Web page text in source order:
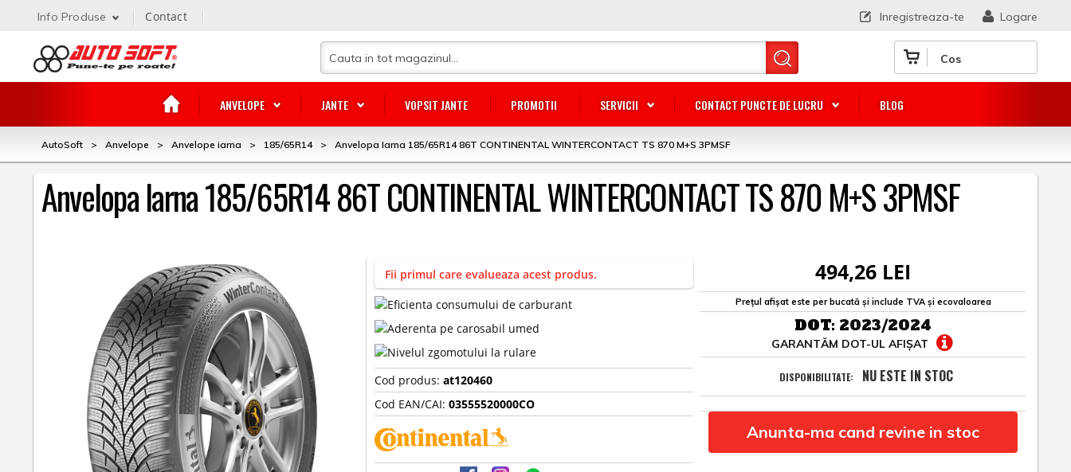
Cos
ANVELOPE JANTE VOPSIT JANTE PROMOTII SERVICII CONTACT PUNCTE DE LUCRU BLOG
Logare
Inregistreaza-te
Info Produse Contact
AutoSoft > Anvelope > Anvelope iarna > 185/65R14 > Anvelopa Iarna 185/65R14 86T CONTINENTAL WINTERCONTACT TS 870 M+S 3PMSF
Anvelopa Iarna 185/65R14 86T CONTINENTAL WINTERCONTACT TS 870 M+S 3PMSF
Fii primul care evalueaza acest produs.
Cod produs:at120460
Cod EAN/CAI:03555520000CO
494,26 LEI
Prețul afișat este per bucată și include TVA și ecovaloarea
DOT: 2023/2024
GARANTĂM DOT-UL AFIȘAT
DISPONIBILITATE: NU ESTE IN STOC
Anunta-ma cand revine in stoc